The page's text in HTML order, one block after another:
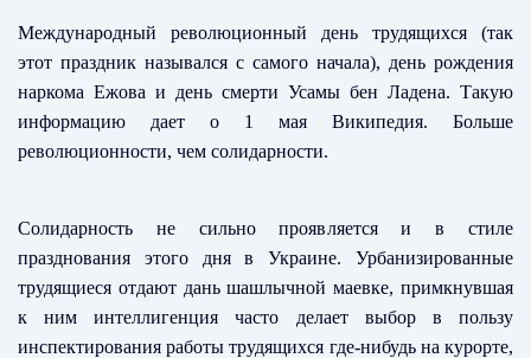
Международный революционный день трудящихся (так
этот праздник назывался с самого начала), день рождения
наркома Ежова и день смерти Усамы бен Ладена. Такую
информацию дает о 1 мая Википедия. Больше
революционности, чем солидарности.
Солидарность не сильно проявляется и в стиле
празднования этого дня в Украине. Урбанизированные
трудящиеся отдают дань шашлычной маевке, примкнувшая
к ним интеллигенция часто делает выбор в пользу
инспектирования работы трудящихся где-нибудь на курорте,